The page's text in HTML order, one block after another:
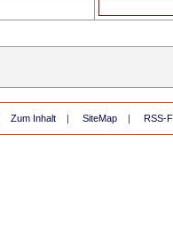
Zum Inhalt | SiteMap | RSS-